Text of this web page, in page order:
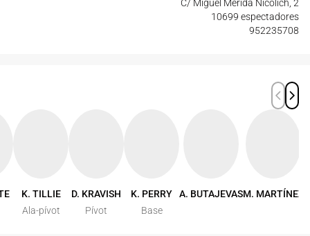
C/ Miguel Mérida Nicolich, 2
10699 espectadores
952235708
K. TILLIE
Ala-pívot
D. KRAVISH
Pívot
K. PERRY
Base
A. BUTAJEVASM. MARTÍNEZ